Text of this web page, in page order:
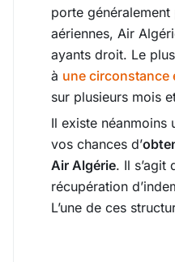
porte
aériennes, Air
ayants droit. Le
à une circonstance
sur plusieurs mois
Il existe néanmoins
vos chances d’
Air Algérie. Il s’agit
récupération
L’une de ces